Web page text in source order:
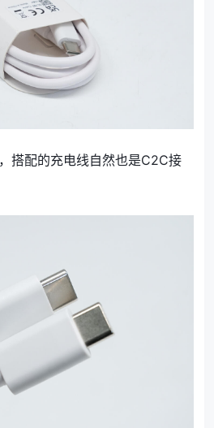
搭配的充电线自然也是C2C接